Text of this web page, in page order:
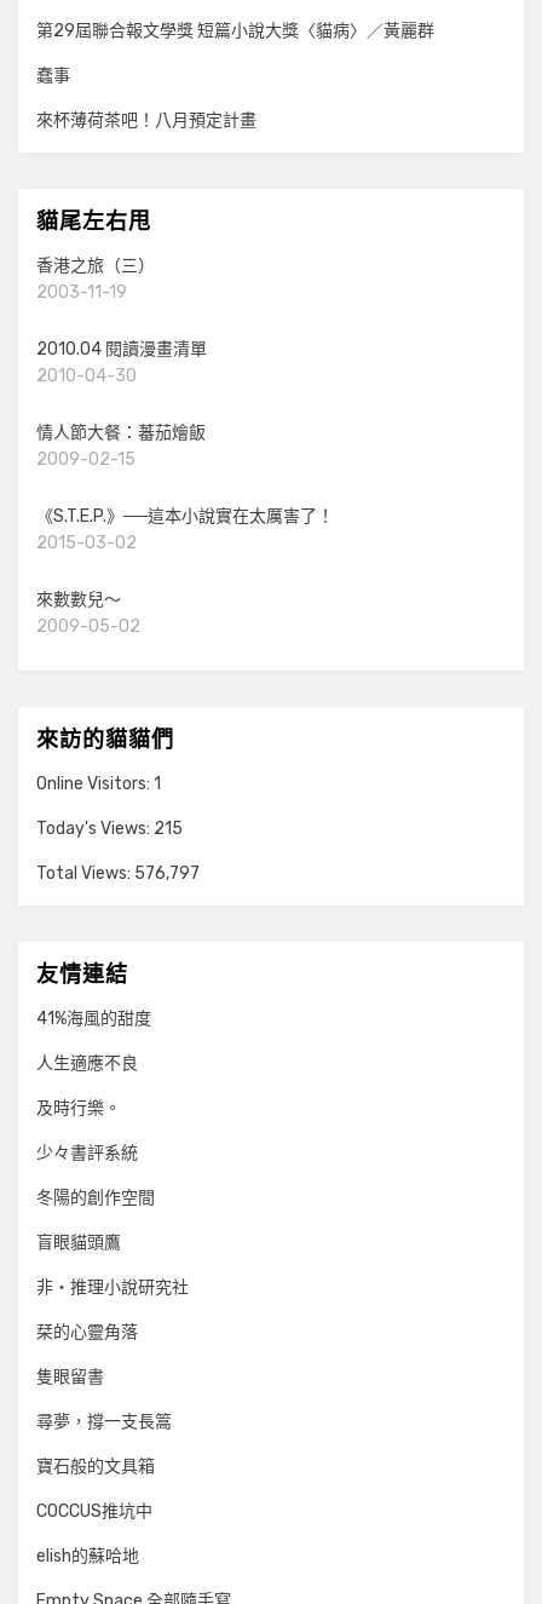
第29屆聯合報文學獎 短篇小說大獎〈貓病〉／黃麗群
蠢事
來杯薄荷茶吧！八月預定計畫
貓尾左右甩
香港之旅（三）
2003-11-19
2010.04 閱讀漫畫清單
2010-04-30
情人節大餐：蕃茄燴飯
2009-02-15
《S.T.E.P.》──這本小說實在太厲害了！
2015-03-02
來數數兒～
2009-05-02
來訪的貓貓們
Online Visitors: 1
Today's Views: 215
Total Views: 576,797
友情連結
41%海風的甜度
人生適應不良
及時行樂。
少々書評系統
冬陽的創作空間
盲眼貓頭鷹
非‧推理小說研究社
栞的心靈角落
隻眼留書
尋夢，撐一支長篙
寶石般的文具箱
COCCUS推坑中
elish的蘇哈地